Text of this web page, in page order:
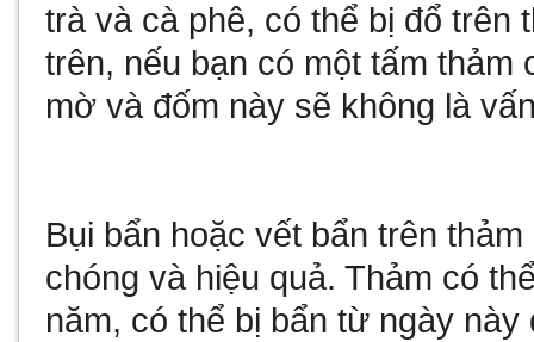
trà và cà phê, có thể bị đổ trên
trên, nếu bạn có một tấm thảm
mờ và đốm này sẽ không là
Bụi bẩn hoặc vết bẩn trên
chóng và hiệu quả. Thảm có
năm, có thể bị bẩn từ ngày